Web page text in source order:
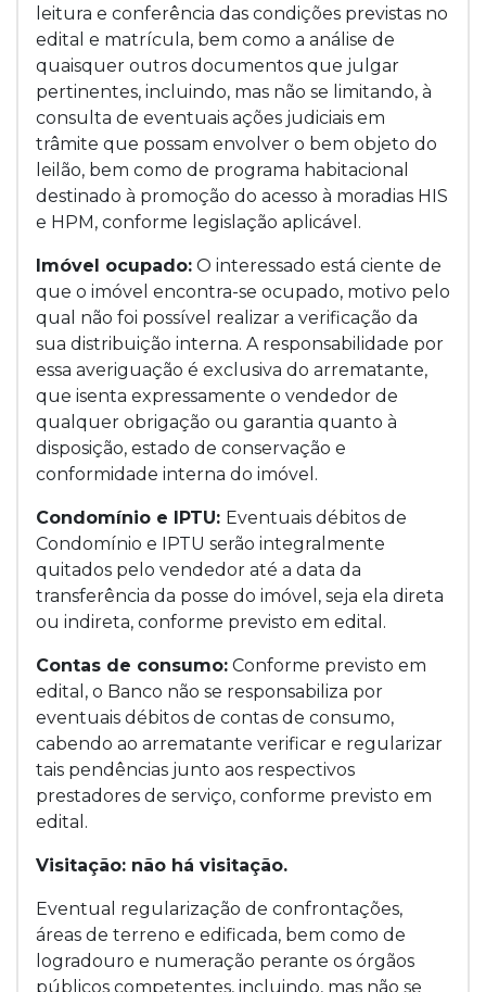
leitura e conferência das condições previstas no
edital e matrícula, bem como a análise de
quaisquer outros documentos que julgar
pertinentes, incluindo, mas não se limitando, à
consulta de eventuais ações judiciais em
trâmite que possam envolver o bem objeto do
leilão, bem como de programa habitacional
destinado à promoção do acesso à moradias HIS
e HPM, conforme legislação aplicável.
Imóvel ocupado: O interessado está ciente de
que o imóvel encontra-se ocupado, motivo pelo
qual não foi possível realizar a verificação da
sua distribuição interna. A responsabilidade por
essa averiguação é exclusiva do arrematante,
que isenta expressamente o vendedor de
qualquer obrigação ou garantia quanto à
disposição, estado de conservação e
conformidade interna do imóvel.
Condomínio e IPTU: Eventuais débitos de
Condomínio e IPTU serão integralmente
quitados pelo vendedor até a data da
transferência da posse do imóvel, seja ela direta
ou indireta, conforme previsto em edital.
Contas de consumo: Conforme previsto em
edital, o Banco não se responsabiliza por
eventuais débitos de contas de consumo,
cabendo ao arrematante verificar e regularizar
tais pendências junto aos respectivos
prestadores de serviço, conforme previsto em
edital.
Visitação: não há visitação.
Eventual regularização de confrontações,
áreas de terreno e edificada, bem como de
logradouro e numeração perante os órgãos
públicos competentes, incluindo, mas não se